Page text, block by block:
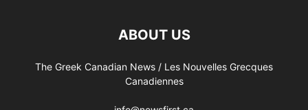
ABOUT US
The Greek Canadian News / Les Nouvelles Grecques
Canadiennes